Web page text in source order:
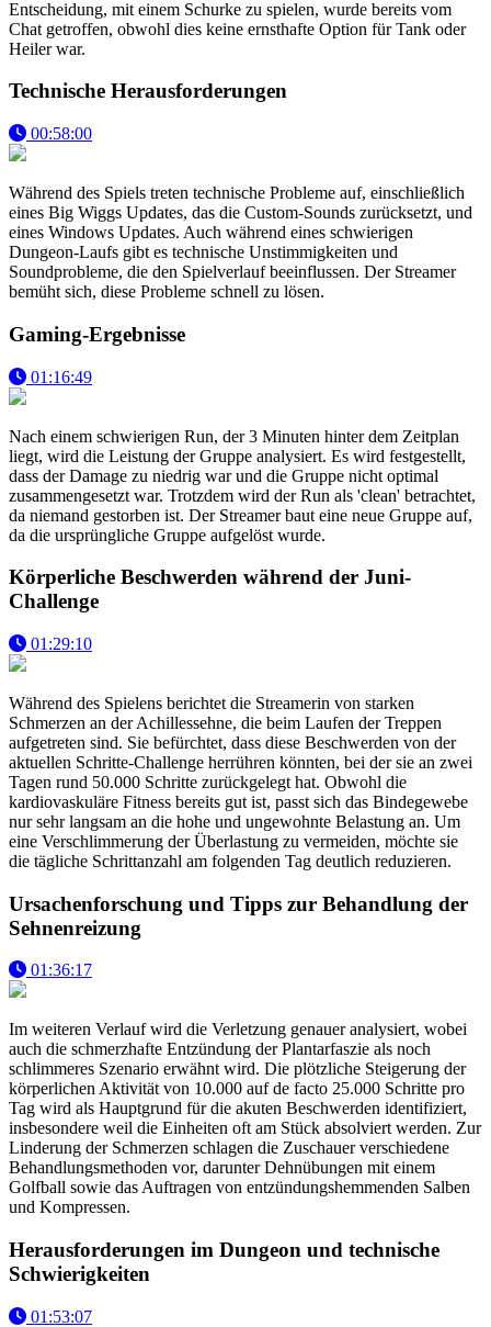
Entscheidung, mit einem Schurke zu spielen, wurde bereits vom
Chat getroffen, obwohl dies keine ernsthafte Option für Tank oder
Heiler war.
Technische Herausforderungen
00:58:00
Während des Spiels treten technische Probleme auf, einschließlich
eines Big Wiggs Updates, das die Custom-Sounds zurücksetzt, und
eines Windows Updates. Auch während eines schwierigen
Dungeon-Laufs gibt es technische Unstimmigkeiten und
Soundprobleme, die den Spielverlauf beeinflussen. Der Streamer
bemüht sich, diese Probleme schnell zu lösen.
Gaming-Ergebnisse
01:16:49
Nach einem schwierigen Run, der 3 Minuten hinter dem Zeitplan
liegt, wird die Leistung der Gruppe analysiert. Es wird festgestellt,
dass der Damage zu niedrig war und die Gruppe nicht optimal
zusammengesetzt war. Trotzdem wird der Run als 'clean' betrachtet,
da niemand gestorben ist. Der Streamer baut eine neue Gruppe auf,
da die ursprüngliche Gruppe aufgelöst wurde.
Körperliche Beschwerden während der Juni-
Challenge
01:29:10
Während des Spielens berichtet die Streamerin von starken
Schmerzen an der Achillessehne, die beim Laufen der Treppen
aufgetreten sind. Sie befürchtet, dass diese Beschwerden von der
aktuellen Schritte-Challenge herrühren könnten, bei der sie an zwei
Tagen rund 50.000 Schritte zurückgelegt hat. Obwohl die
kardiovaskuläre Fitness bereits gut ist, passt sich das Bindegewebe
nur sehr langsam an die hohe und ungewohnte Belastung an. Um
eine Verschlimmerung der Überlastung zu vermeiden, möchte sie
die tägliche Schrittanzahl am folgenden Tag deutlich reduzieren.
Ursachenforschung und Tipps zur Behandlung der
Sehnenreizung
01:36:17
Im weiteren Verlauf wird die Verletzung genauer analysiert, wobei
auch die schmerzhafte Entzündung der Plantarfaszie als noch
schlimmeres Szenario erwähnt wird. Die plötzliche Steigerung der
körperlichen Aktivität von 10.000 auf de facto 25.000 Schritte pro
Tag wird als Hauptgrund für die akuten Beschwerden identifiziert,
insbesondere weil die Einheiten oft am Stück absolviert werden. Zur
Linderung der Schmerzen schlagen die Zuschauer verschiedene
Behandlungsmethoden vor, darunter Dehnübungen mit einem
Golfball sowie das Auftragen von entzündungshemmenden Salben
und Kompressen.
Herausforderungen im Dungeon und technische
Schwierigkeiten
01:53:07